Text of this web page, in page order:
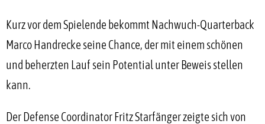
Kurz vor dem Spielende bekommt Nachwuch-Quarterback
Marco Handrecke seine Chance, der mit einem schönen
und beherzten Lauf sein Potential unter Beweis stellen
kann.
Der Defense Coordinator Fritz Starfänger zeigte sich von